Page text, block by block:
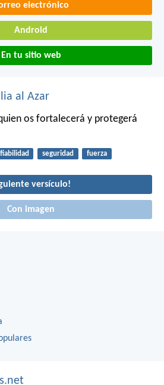
electrónico
Android
En tu sitio web
al Azar
os fortalecerá y protegerá
fiabilidad seguridad fuerza
versículo!
Con imagen